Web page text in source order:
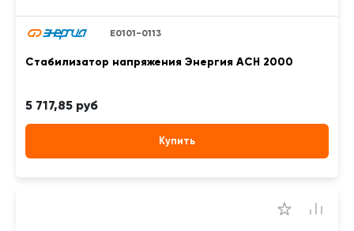
Е0101-0113
Стабилизатор напряжения Энергия АСН 2000
5 717,85 руб
Купить